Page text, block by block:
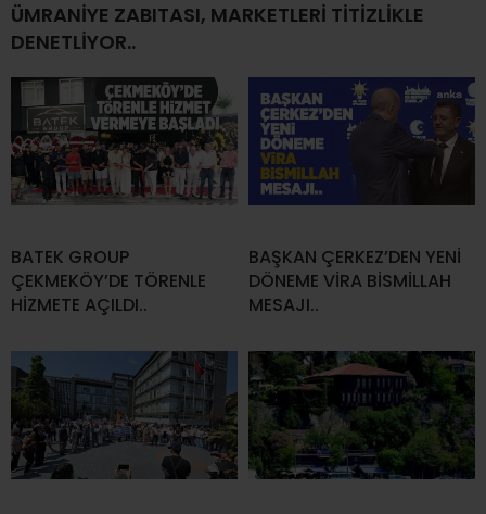
ÜMRANİYE ZABITASI, MARKETLERİ TİTİZLİKLE
DENETLİYOR..
BATEK GROUP
ÇEKMEKÖY’DE TÖRENLE
HİZMETE AÇILDI..
BAŞKAN ÇERKEZ’DEN YENİ
DÖNEME VİRA BİSMİLLAH
MESAJI..